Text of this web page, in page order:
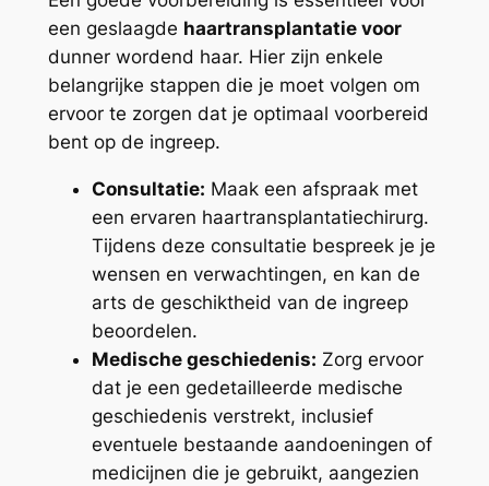
een geslaagde haartransplantatie voor
dunner wordend haar. Hier zijn enkele
belangrijke stappen die je moet volgen om
ervoor te zorgen dat je optimaal voorbereid
bent op de ingreep.
Consultatie: Maak een afspraak met
een ervaren haartransplantatiechirurg.
Tijdens deze consultatie bespreek je je
wensen en verwachtingen, en kan de
arts de geschiktheid van de ingreep
beoordelen.
Medische geschiedenis: Zorg ervoor
dat je een gedetailleerde medische
geschiedenis verstrekt, inclusief
eventuele bestaande aandoeningen of
medicijnen die je gebruikt, aangezien